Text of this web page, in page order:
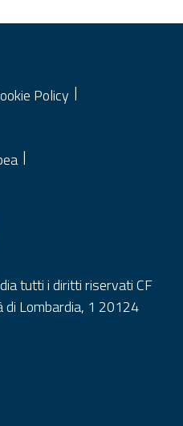
Policy
tutti i diritti riservati CF
Lombardia, 1 20124